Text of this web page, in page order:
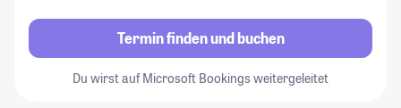
Termin finden und buchen
Du wirst auf Microsoft Bookings weitergeleitet